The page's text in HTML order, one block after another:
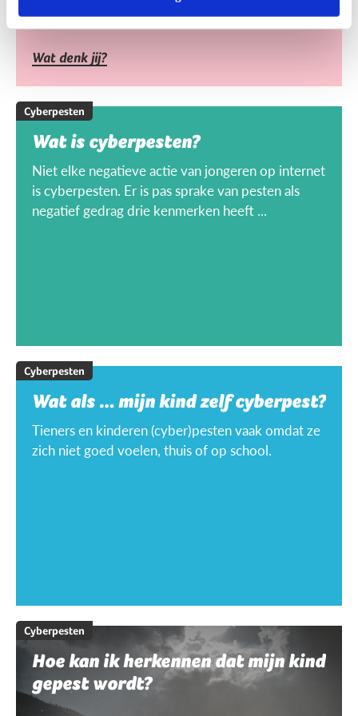
Wat denk jij?
Cyberpesten
Wat is cyberpesten?
Niet elke negatieve actie van jongeren op internet
is cyberpesten. Er is pas sprake van pesten als
negatief gedrag drie kenmerken heeft ...
Cyberpesten
Wat als … mijn kind zelf cyberpest?
Tieners en kinderen (cyber)pesten vaak omdat ze
zich niet goed voelen, thuis of op school.
Cyberpesten
Hoe kan ik herkennen dat mijn kind
gepest wordt?